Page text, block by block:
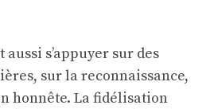
s’appuyer sur des
sur la reconnaissance,
honnête. La fidélisation